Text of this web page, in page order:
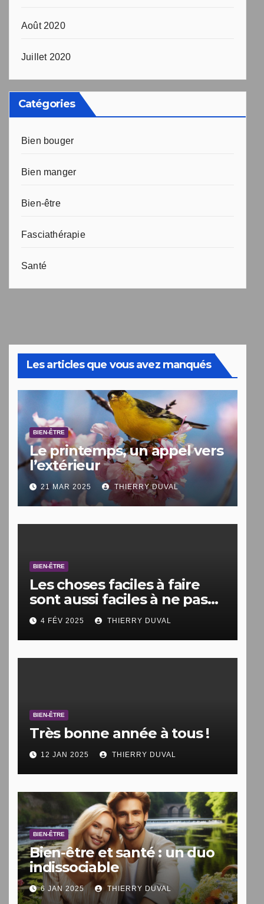
Août 2020
Juillet 2020
Catégories
Bien bouger
Bien manger
Bien-être
Fasciathérapie
Santé
Les articles que vous avez manqués
BIEN-ÊTRE
Le printemps, un appel vers
l’extérieur
21 MAR 2025 THIERRY DUVAL
BIEN-ÊTRE
Les choses faciles à faire
sont aussi faciles à ne pas
faire.
4 FÉV 2025 THIERRY DUVAL
BIEN-ÊTRE
Très bonne année à tous !
12 JAN 2025 THIERRY DUVAL
BIEN-ÊTRE
Bien-être et santé : un duo
indissociable
6 JAN 2025 THIERRY DUVAL